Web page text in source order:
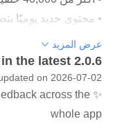
• محتوى جديد يوميًا
• خلفيات AMOLED داكنة موفرة للبطارية
⚡ ميزات Smart Auto
• تغيير تلقائي
• تطبيق بنقرة واحدة
كليهما
عرض المزيد
the latest 2.0.6
on 2026-07-02
across the
whole app